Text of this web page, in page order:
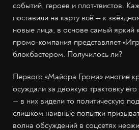
событий, героев и плот-твистов.
поставили на карту всё — к
новые лица, в основе самый яркий
промо-компания представляет
блокбастером. Получилось ли?
Первого «Майора Грома» многие
осуждали за двоякую трактовку
— в них видели то политическую
слишком наивные попытки
волна обсуждений в соцсетях